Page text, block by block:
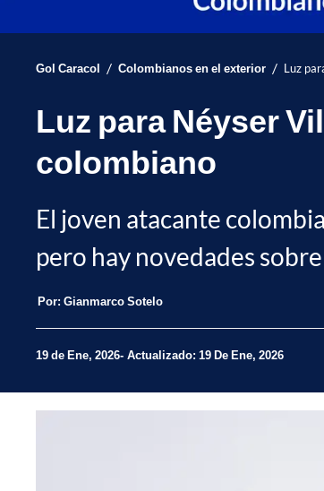
Gol Caracol / Colombianos en el exterior / Luz
Luz para Néyser
colombiano
El joven atacante
pero hay novedades
Por: Gianmarco Sotelo
19 de Ene, 2026 Actualizado: 19 De Ene, 2026